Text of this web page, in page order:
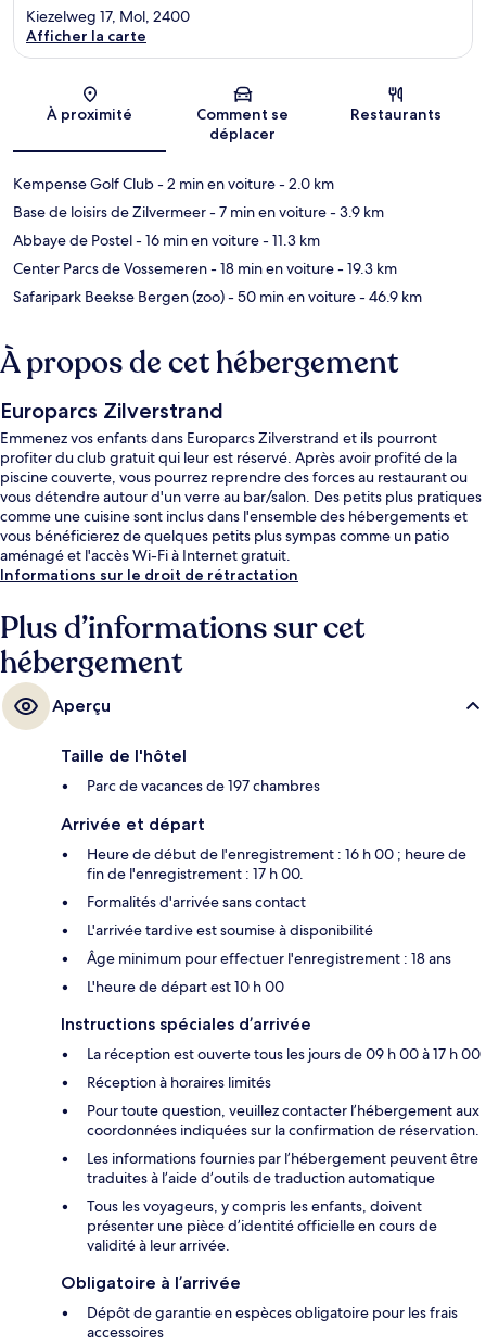
Carte
Kiezelweg 17, Mol, 2400
Afficher la carte
À proximité
Comment se
déplacer
Restaurants
Kempense Golf Club- 2 min en voiture- 2.0 km
Base de loisirs de Zilvermeer- 7 min en voiture- 3.9 km
Abbaye de Postel- 16 min en voiture- 11.3 km
Center Parcs de Vossemeren- 18 min en voiture- 19.3 km
Safaripark Beekse Bergen (zoo)- 50 min en voiture- 46.9 km
À propos de cet hébergement
Europarcs Zilverstrand
Emmenez vos enfants dans Europarcs Zilverstrand et ils pourront
profiter du club gratuit qui leur est réservé. Après avoir profité de la
piscine couverte, vous pourrez reprendre des forces au restaurant ou
vous détendre autour d'un verre au bar/salon. Des petits plus pratiques
comme une cuisine sont inclus dans l'ensemble des hébergements et
vous bénéficierez de quelques petits plus sympas comme un patio
aménagé et l'accès Wi-Fi à Internet gratuit.
Informations sur le droit de rétractation
Plus d’informations sur cet
hébergement
Aperçu
Taille de l'hôtel
Parc de vacances de 197 chambres
Arrivée et départ
Heure de début de l'enregistrement : 16 h 00 ; heure de
fin de l'enregistrement : 17 h 00.
Formalités d'arrivée sans contact
L'arrivée tardive est soumise à disponibilité
Âge minimum pour effectuer l'enregistrement : 18 ans
L'heure de départ est 10 h 00
Instructions spéciales d’arrivée
La réception est ouverte tous les jours de 09 h 00 à 17 h 00
Réception à horaires limités
Pour toute question, veuillez contacter l’hébergement aux
coordonnées indiquées sur la confirmation de réservation.
Les informations fournies par l’hébergement peuvent être
traduites à l’aide d’outils de traduction automatique
Tous les voyageurs, y compris les enfants, doivent
présenter une pièce d’identité officielle en cours de
validité à leur arrivée.
Obligatoire à l’arrivée
Dépôt de garantie en espèces obligatoire pour les frais
accessoires